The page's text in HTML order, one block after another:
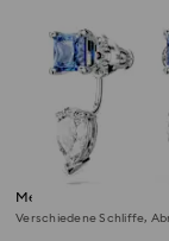
Mesmera Ohrring-
Verschiedene Schliffe,